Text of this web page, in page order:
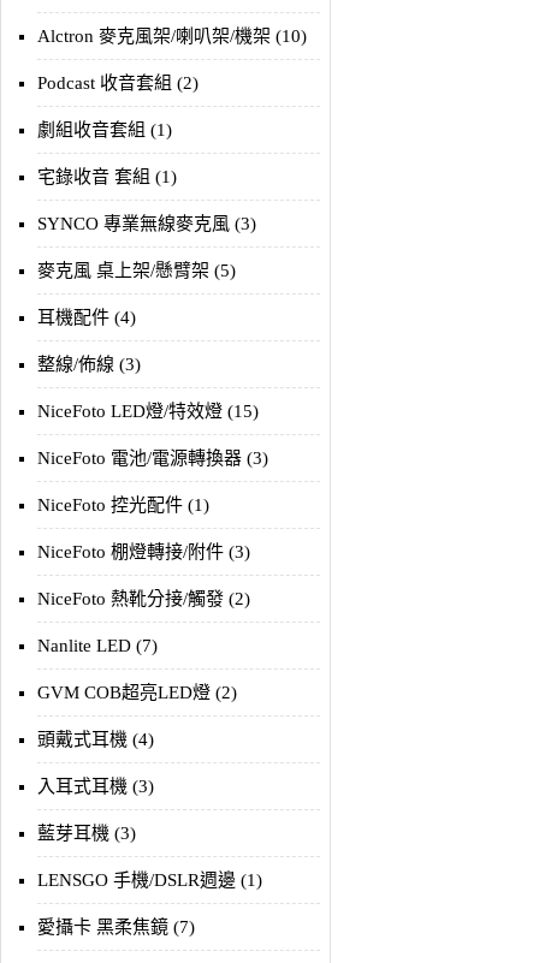
Alctron 麥克風架/喇叭架/機架 (10)
Podcast 收音套組 (2)
劇組收音套組 (1)
宅錄收音 套組 (1)
SYNCO 專業無線麥克風 (3)
麥克風 桌上架/懸臂架 (5)
耳機配件 (4)
整線/佈線 (3)
NiceFoto LED燈/特效燈 (15)
NiceFoto 電池/電源轉換器 (3)
NiceFoto 控光配件 (1)
NiceFoto 棚燈轉接/附件 (3)
NiceFoto 熱靴分接/觸發 (2)
Nanlite LED (7)
GVM COB超亮LED燈 (2)
頭戴式耳機 (4)
入耳式耳機 (3)
藍芽耳機 (3)
LENSGO 手機/DSLR週邊 (1)
愛攝卡 黑柔焦鏡 (7)